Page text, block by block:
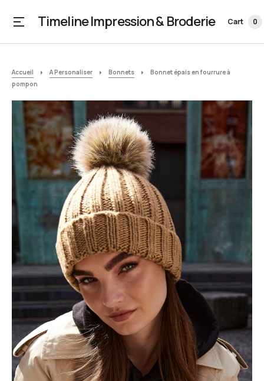
Timeline Impression & Broderie Cart 0
Accueil A Personaliser Bonnets
Bonnet épais en fourrure à
pompon